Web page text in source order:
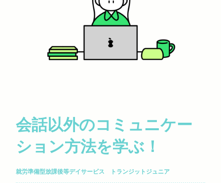
会話以外のコミュニケー
ション方法を学ぶ！
就労準備型放課後等デイサービス トランジットジュニア